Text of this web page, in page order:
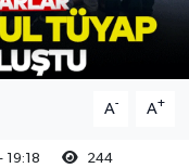
A- A+
19:18 244